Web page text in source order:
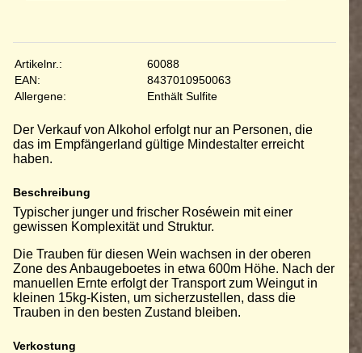
Artikelnr.:
60088
EAN:
8437010950063
Allergene:
Enthält Sulfite
Der Verkauf von Alkohol erfolgt nur an Personen, die
das im Empfängerland gültige Mindestalter erreicht
haben.
Beschreibung
Typischer junger und frischer Roséwein mit einer
gewissen Komplexität und Struktur.
Die Trauben für diesen Wein wachsen in der oberen
Zone des Anbaugeboetes in etwa 600m Höhe. Nach der
manuellen Ernte erfolgt der Transport zum Weingut in
kleinen 15kg-Kisten, um sicherzustellen, dass die
Trauben in den besten Zustand bleiben.
Verkostung